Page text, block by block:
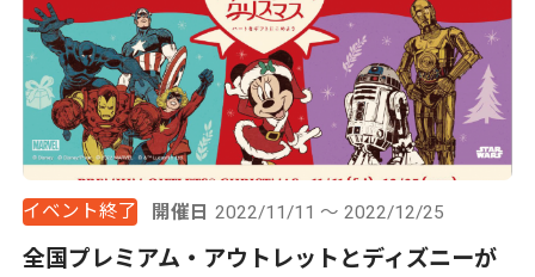
イベント終了 開催日 2022/11/11 ～ 2022/12/25
全国プレミアム・アウトレットとディズニーが